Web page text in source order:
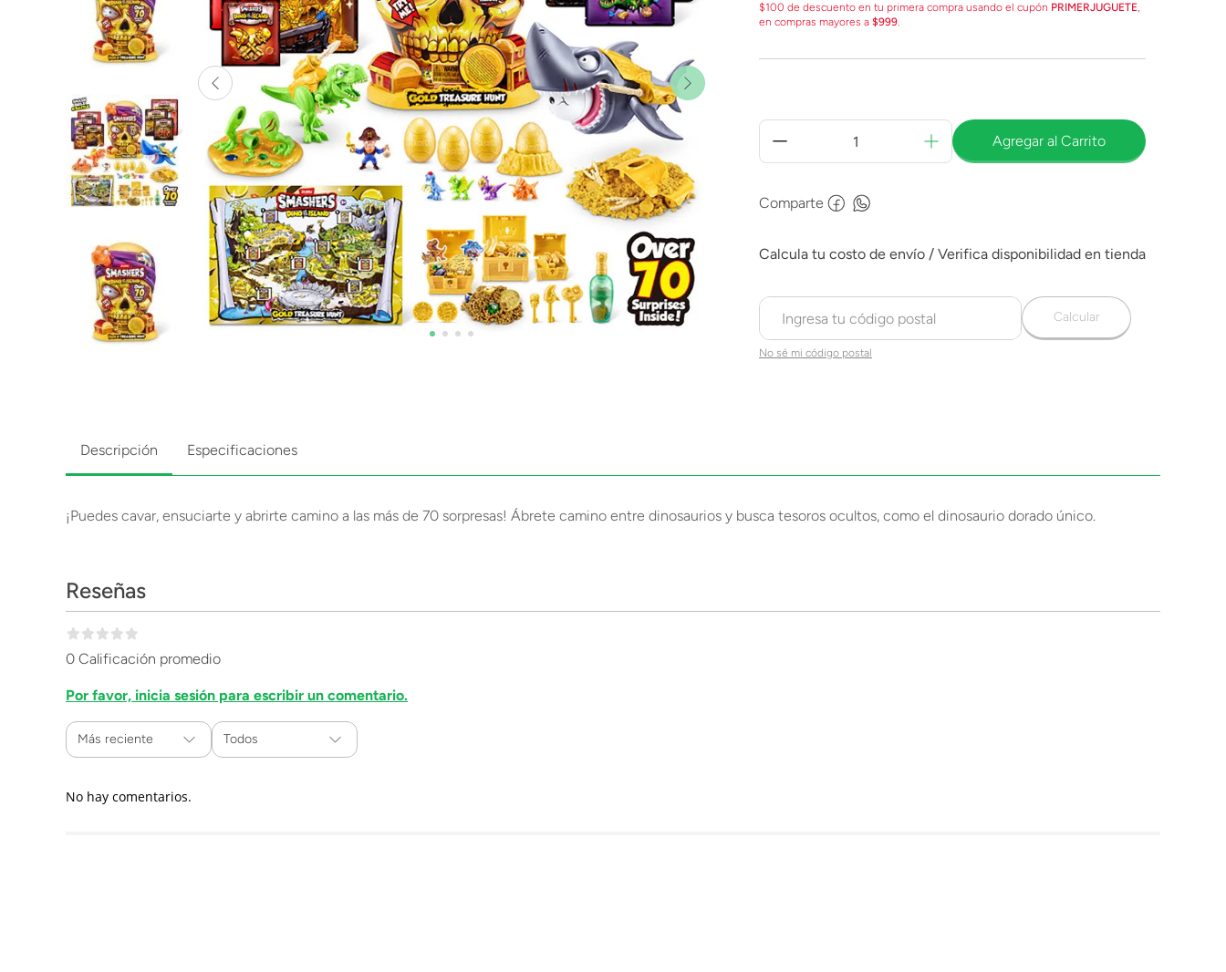
Muñecas
Construcción
Vehículos y Pistas
$100 de descuento en tu primera compra usando el cupón PRIMERJUGUETE,
en compras mayores a $999.
Agregar al Carrito
Comparte
No sé mi código postal
Calcular
Descripción Especificaciones
¡Puedes cavar, ensuciarte y abrirte camino a las más de 70 sorpresas! Ábrete camino entre dinosaurios y busca tesoros ocultos, como el dinosaurio dorado único.
Reseñas
0 Calificación promedio
Por favor, inicia sesión para escribir un comentario.
Más reciente Todos
No hay comentarios.